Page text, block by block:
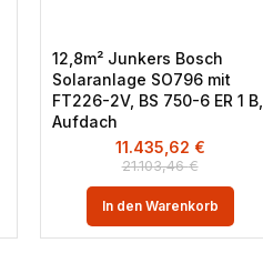
12,8m² Junkers Bosch
Solaranlage SO796 mit
FT226-2V, BS 750-6 ER 1 B,
Aufdach
21.103,46€
11.435,62 €
In den Warenkorb